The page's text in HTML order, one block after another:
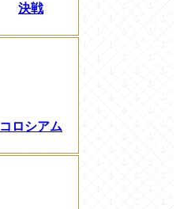
決戦
コロシアム